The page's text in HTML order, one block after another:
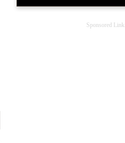
Sponsored Link